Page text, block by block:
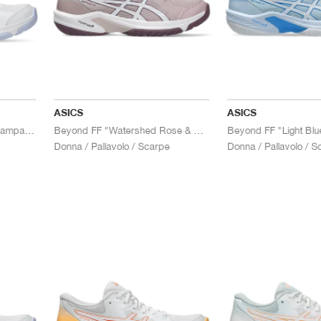
ASICS
Donna / Pallavolo / Scarpe
ASICS
Beyond FF "Light
Donna / Pallavolo /